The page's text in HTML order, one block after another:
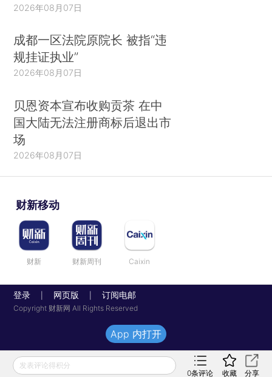
2026年08月07日
成都一区法院原院长 被指“违
规挂证执业”
2026年08月07日
贝恩资本宣布收购贡茶 在中
国大陆无法注册商标后退出市
场
2026年08月07日
财新移动
财新 财新周刊 Caixin
登录 网页版 订阅电邮
Copyright 财新网 All Rights Reserved
发表评论得积分
0条评论 收藏 分享
App 内打开